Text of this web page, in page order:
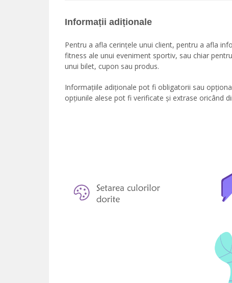
Informații adiționale
Pentru a afla cerințele unui client, pentru a afla
fitness ale unui eveniment sportiv, sau chiar
unui bilet, cupon sau produs.
Informațiile adiționale pot fi obligatorii sau
opțiunile alese pot fi verificate și extrase oricând